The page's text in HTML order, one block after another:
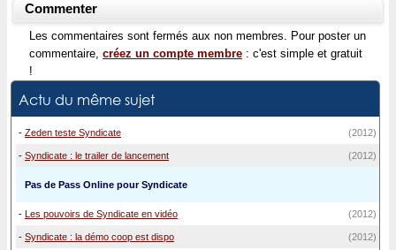
Commenter
Les commentaires sont fermés aux non membres. Pour poster un
commentaire, créez un compte membre : c'est simple et gratuit
!
Actu du même sujet
- Zeden teste Syndicate (2012)
- Syndicate : le trailer de lancement (2012)
Pas de Pass Online pour Syndicate
- Les pouvoirs de Syndicate en vidéo (2012)
- Syndicate : la démo coop est dispo (2012)